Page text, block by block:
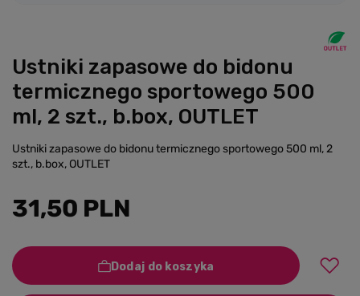
Ustniki zapasowe do bidonu
termicznego sportowego 500
ml, 2 szt., b.box, OUTLET
Ustniki zapasowe do bidonu termicznego sportowego 500 ml, 2
szt., b.box, OUTLET
31,50 PLN
Dodaj do koszyka